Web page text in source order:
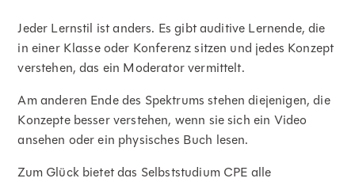
Jeder Lernstil ist anders. Es gibt auditive Lernende, die
in einer Klasse oder Konferenz sitzen und jedes Konzept
verstehen, das ein Moderator vermittelt.
Am anderen Ende des Spektrums stehen diejenigen, die
Konzepte besser verstehen, wenn sie sich ein Video
ansehen oder ein physisches Buch lesen.
Zum Glück bietet das Selbststudium CPE alle